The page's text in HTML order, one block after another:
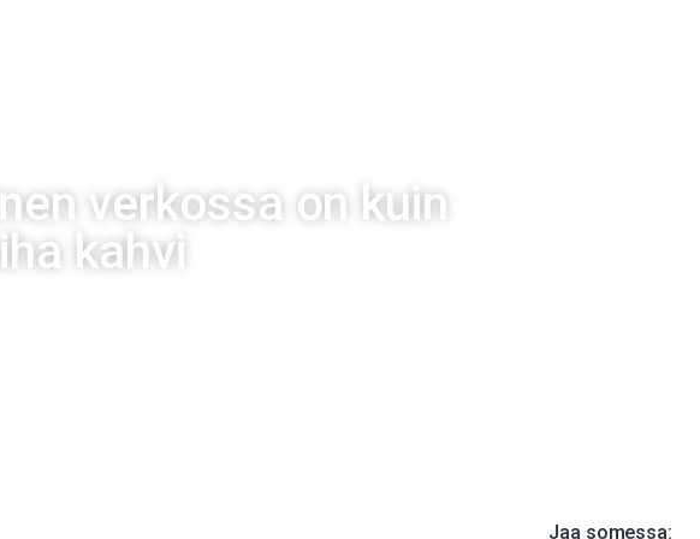
verkossa on kuin
kahvi
Jaa somessa: